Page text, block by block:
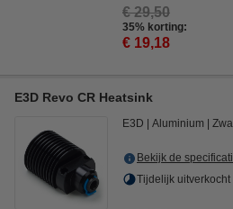
€ 29,50
35% korting:
€ 19,18
E3D Revo CR Heatsink
E3D Aluminium
Bekijk de
Tijdelijk uitverkocht